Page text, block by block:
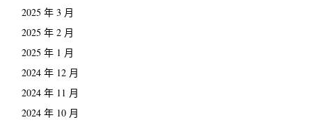
2025 年 3 月
2025 年 2 月
2025 年 1 月
2024 年 12 月
2024 年 11 月
2024 年 10 月